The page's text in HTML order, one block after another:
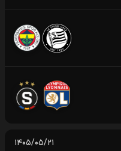
۱۴۰۵/۰۵/۲۱